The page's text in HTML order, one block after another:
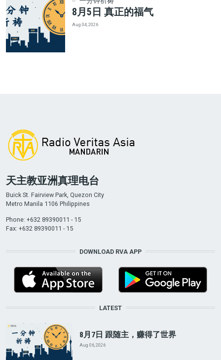
8月5日 真正的福气
Aug 04, 2026
天主教亚洲真理电台
Buick St. Fairview Park, Quezon City
Metro Manila 1106 Philippines
Phone: +632 89390011 - 15
Fax: +632 89390011 - 15
DOWNLOAD RVA APP
LATEST
8月7日 跟随主，赚得了世界
Aug 06, 2026